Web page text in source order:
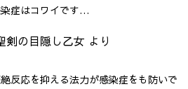
症はコワイです…
剣の目隠し乙女 より
反応を抑える法力が感染症をも防いで